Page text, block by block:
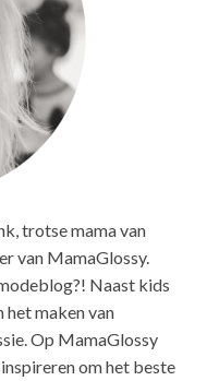
trotse mama van
van MamaGlossy.
Naast kids
het maken van
Op MamaGlossy
om het beste